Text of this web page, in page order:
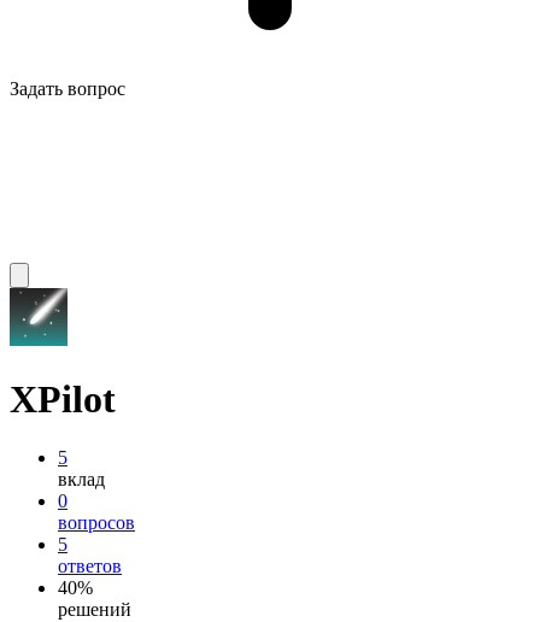
Задать вопрос
XPilot
5
вклад
0
вопросов
5
ответов
40%
решений